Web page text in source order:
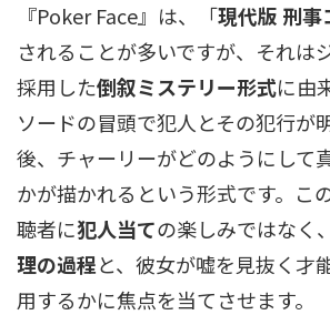
『Poker Face』は、「現代版 刑事
されることが多いですが、それは
採用した倒叙ミステリー形式に由
ソードの冒頭で犯人とその犯行が
後、チャーリーがどのようにして
かが描かれるという形式です。こ
聴者に犯人当ての楽しみではなく
理の過程と、彼女が嘘を見抜く才
用するかに焦点を当てさせます。